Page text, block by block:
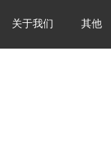
关于我们 其他